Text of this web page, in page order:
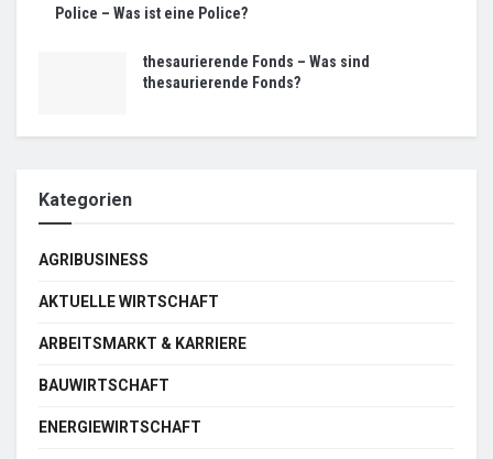
Police – Was ist eine Police?
thesaurierende Fonds – Was sind
thesaurierende Fonds?
Kategorien
AGRIBUSINESS
AKTUELLE WIRTSCHAFT
ARBEITSMARKT & KARRIERE
BAUWIRTSCHAFT
ENERGIEWIRTSCHAFT